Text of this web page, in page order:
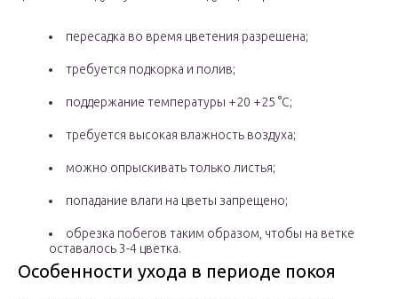
пересадка во время цветения разрешена;
требуется подкорка и полив;
поддержание температуры +20 +25 °C;
требуется высокая влажность воздуха;
можно опрыскивать только листья;
попадание влаги на цветы запрещено;
обрезка побегов таким образом, чтобы на ветке
оставалось 3-4 цветка.
Особенности ухода в периоде покоя